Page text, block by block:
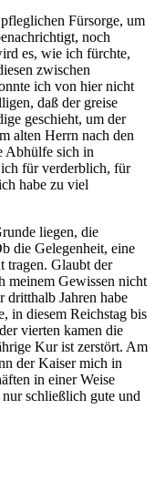
Fürsorge, um
noch
es, wie ich fürchte,
zwischen
ich von hier nicht
daß der greise
geschieht, um der
alten Herrn nach den
Abhülfe sich in
für verderblich, für
habe zu viel
liegen, die
die Gelegenheit, eine
tragen. Glaubt der
meinem Gewissen nicht
dritthalb Jahren habe
in diesem Reichstag bis
vierten kamen die
Kur ist zerstört. Am
der Kaiser mich in
in einer Weise
schließlich gute und